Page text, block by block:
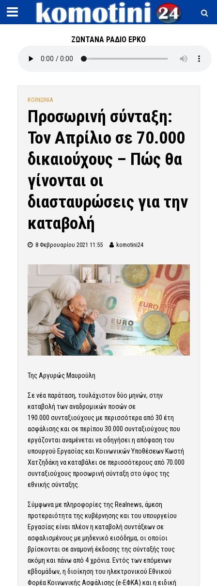
ΖΩΝΤΑΝΑ ΡΑΔΙΟ ΕΡΚΟ
ΚΟΙΝΩΝΙΑ
Προσωρινή σύνταξη:
Τον Απρίλιο σε 70.000
δικαιούχους – Πώς θα
γίνονται οι
διασταυρώσεις για την
καταβολή
8 Φεβρουαρίου 2021 11:55 komotini24
Της Αργυρώς Μαυρούλη
Σε νέα παράταση, τουλάχιστον δύο μηνών, στην
καταβολή των αναδρομικών ποσών σε
190.000 συνταξιούχουςμε περισσότερα από 30 έτη
ασφάλισης και σε περίπου 30.000 συνταξιούχους που
εργάζονται αναμένεται να οδηγήσει η απόφαση του
υπουργού Εργασίας και Κοινωνικών Υποθέσεων Κωστή
Χατζηδάκη να καταβάλει σε περισσότερους από 70.000
συνταξιούχουςπροσωρινή σύνταξη στο ύψος της
εθνικής σύνταξης.
Σύμφωνα με πληροφορίες της Realnews, άμεση
προτεραιότητα της κυβέρνησης και του υπουργείου
Εργασίας είναι πλέον η καταβολή συντάξεων σε
ασφαλισμένους με μηδενικό εισόδημα, οι οποίοι
βρίσκονται σε αναμονή έκδοσης της σύνταξής τους
ακόμη και πάνω από 4 χρόνια. Εντός των επόμενων
εβδομάδων, η διοίκηση του ηλεκτρονικού Εθνικού
Φορέα Κοινωνικής Ασφάλισης (e-ΕΦΚΑ) και η ειδική